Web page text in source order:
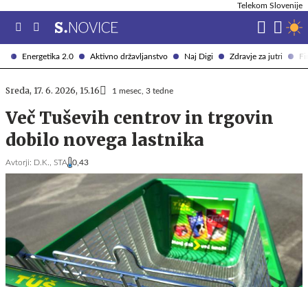
Energetika 2.0 Aktivno državljanstvo Naj Digi Zdravje za jutri
Telekom Slovenije
Sreda, 17. 6. 2026, 15.16 1 mesec, 3 tedne
Več Tuševih centrov in trgovin
dobilo novega lastnika
Avtorji: D.K., STA 0,43